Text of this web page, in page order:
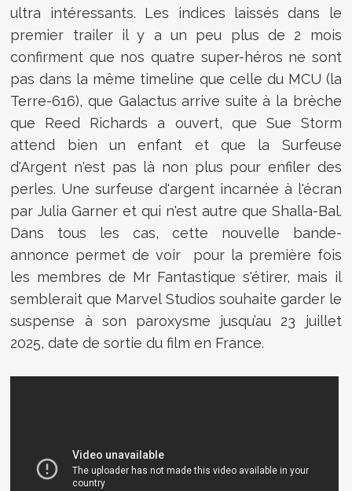
ultra intéressants. Les indices laissés dans le
premier trailer il y a un peu plus de 2 mois
confirment que nos quatre super-héros ne sont
pas dans la même timeline que celle du MCU (la
Terre-616), que Galactus arrive suite à la brèche
que Reed Richards a ouvert, que Sue Storm
attend bien un enfant et que la Surfeuse
d'Argent n'est pas là non plus pour enfiler des
perles. Une surfeuse d'argent incarnée à l'écran
par Julia Garner et qui n'est autre que Shalla-Bal.
Dans tous les cas, cette nouvelle bande-
annonce permet de voir pour la première fois
les membres de Mr Fantastique s'étirer, mais il
semblerait que Marvel Studios souhaite garder le
suspense à son paroxysme jusqu’au 23 juillet
2025, date de sortie du film en France.